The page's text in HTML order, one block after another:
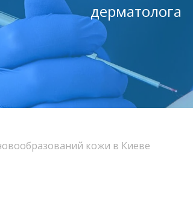
дерматолога
кожи в Киеве